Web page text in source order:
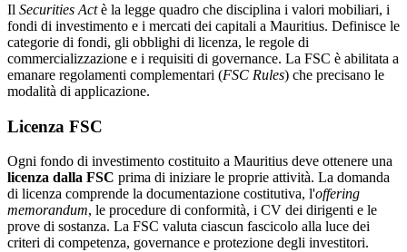
Il Securities Actè la legge quadro che disciplina i valori mobiliari, i
fondi di investimento e i mercati dei capitali a Mauritius. Definisce le
categorie di fondi, gli obblighi di licenza, le regole di
commercializzazione e i requisiti di governance. La FSC è abilitata a
emanare regolamenti complementari (FSC Rules) che precisano le
modalità di applicazione.
Licenza FSC
Ogni fondo di investimento costituito a Mauritius deve ottenere una
licenza dalla FSC prima di iniziare le proprie attività. La domanda
di licenza comprende la documentazione costitutiva, l'offering
memorandum, le procedure di conformità, i CV dei dirigenti e le
prove di sostanza. La FSC valuta ciascun fascicolo alla luce dei
criteri di competenza, governance e protezione degli investitori.